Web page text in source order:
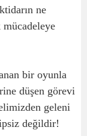
ne
bir oyunla
düşen görevi
geleni
değildir!